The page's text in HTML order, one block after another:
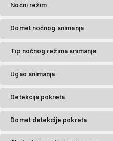
Noćni režim
Domet noćnog snimanja
Tip noćnog režima snimanja
Ugao snimanja
Detekcija pokreta
Domet detekcije pokreta